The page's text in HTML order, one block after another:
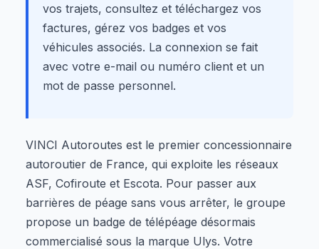
vos trajets, consultez et téléchargez vos
factures, gérez vos badges et vos
véhicules associés. La connexion se fait
avec votre e-mail ou numéro client et un
mot de passe personnel.
VINCI Autoroutes est le premier concessionnaire
autoroutier de France, qui exploite les réseaux
ASF, Cofiroute et Escota. Pour passer aux
barrières de péage sans vous arrêter, le groupe
propose un badge de télépéage désormais
commercialisé sous la marque Ulys. Votre